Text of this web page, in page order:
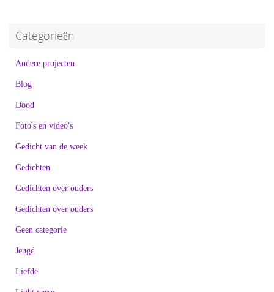
Categorieën
Andere projecten
Blog
Dood
Foto's en video's
Gedicht van de week
Gedichten
Gedichten over ouders
Gedichten over ouders
Geen categorie
Jeugd
Liefde